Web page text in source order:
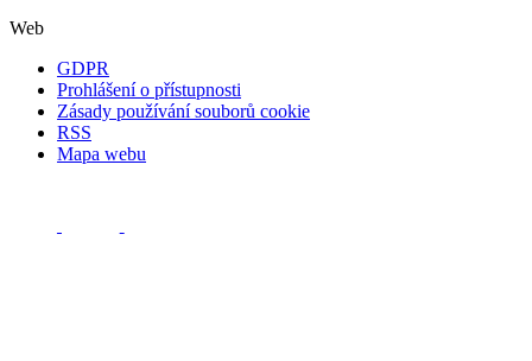
Web
GDPR
Prohlášení o přístupnosti
Zásady používání souborů cookie
RSS
Mapa webu